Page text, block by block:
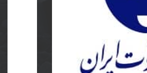
ایران
و پلی اتیلن و دریچه
به سفارش شرکت مخابرات ایران